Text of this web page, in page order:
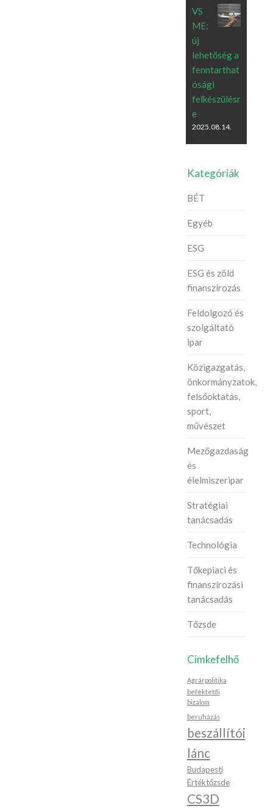
VS
ME:
új
lehetőség a
fenntarthat
ósági
felkészülésr
e
2025.08.14.
Kategóriák
BÉT
Egyéb
ESG
ESG és zöld
finanszírozás
Feldolgozó és
szolgáltató
ipar
Közigazgatás,
önkormányzatok,
felsőoktatás,
sport,
művészet
Mezőgazdaság
és
élelmiszeripar
Stratégiai
tanácsadás
Technológia
Tőkepiaci és
finanszírozási
tanácsadás
Tőzsde
Cimkefelhő
Agrárpolitika
befektetői
bizalom
beruházás
beszállítói
lánc
Budapesti
Értéktőzsde
CS3D